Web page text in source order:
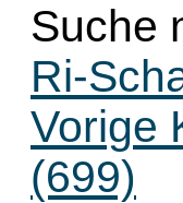
Suche
Ri-
Vorige
(699)